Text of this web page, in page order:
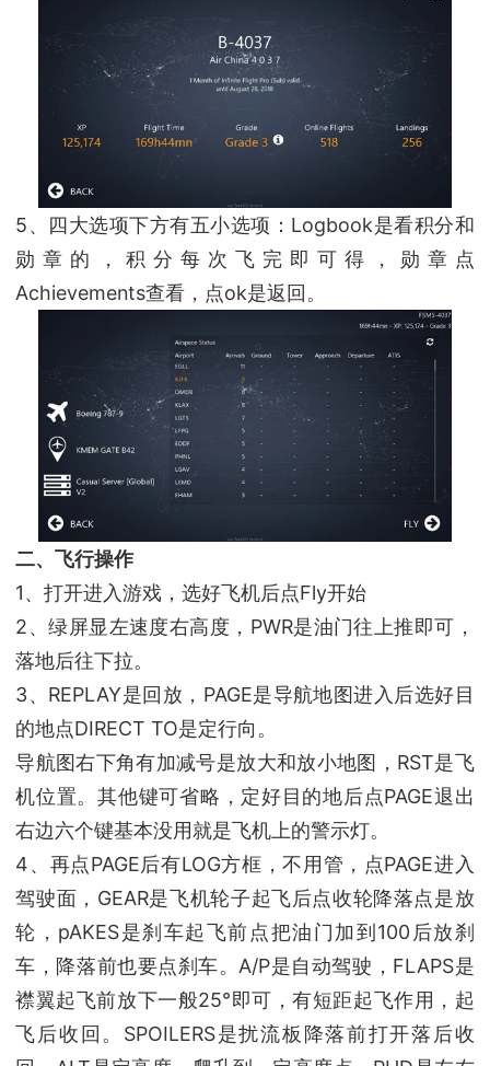
5、四大选项下方有五小选项：Logbook是看积分和
勋章的，积分每次飞完即可得，勋章点
Achievements查看，点ok是返回。
二、飞行操作
1、打开进入游戏，选好飞机后点Fly开始
2、绿屏显左速度右高度，PWR是油门往上推即可，
落地后往下拉。
3、REPLAY是回放，PAGE是导航地图进入后选好目
的地点DIRECT TO是定行向。
导航图右下角有加减号是放大和放小地图，RST是飞
机位置。其他键可省略，定好目的地后点PAGE退出
右边六个键基本没用就是飞机上的警示灯。
4、再点PAGE后有LOG方框，不用管，点PAGE进入
驾驶面，GEAR是飞机轮子起飞后点收轮降落点是放
轮，pAKES是刹车起飞前点把油门加到100后放刹
车，降落前也要点刹车。A/P是自动驾驶，FLAPS是
襟翼起飞前放下一般25°即可，有短距起飞作用，起
飞后收回。SPOILERS是扰流板降落前打开落后收